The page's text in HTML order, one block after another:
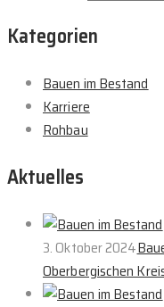
Kategorien
Bauen im Bestand
Karriere
Rohbau
Aktuelles
3. Oktober 2024
Oberbergischen